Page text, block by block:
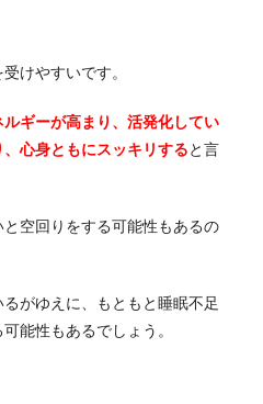
けやすいです。
ルギーが高まり、活発化してい
心身ともにスッキリすると言
空回りをする可能性もあるの
がゆえに、もともと睡眠不足
能性もあるでしょう。